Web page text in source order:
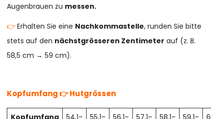
Augenbrauen zu messen.
👉Erhalten Sie eine Nachkommastelle, runden Sie bitte
stets auf den nächstgrösseren Zentimeter auf (z. B.
58,5 cm → 59 cm).
Kopfumfang 👉 Hutgrössen